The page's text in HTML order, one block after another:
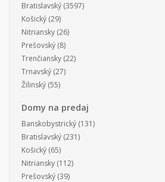
Bratislavský (3597)
Košický (29)
Nitriansky (26)
Prešovský (8)
Trenčiansky (22)
Trnavský (27)
Žilinský (55)
Domy na predaj
Banskobystrický (131)
Bratislavský (231)
Košický (65)
Nitriansky (112)
Prešovský (39)